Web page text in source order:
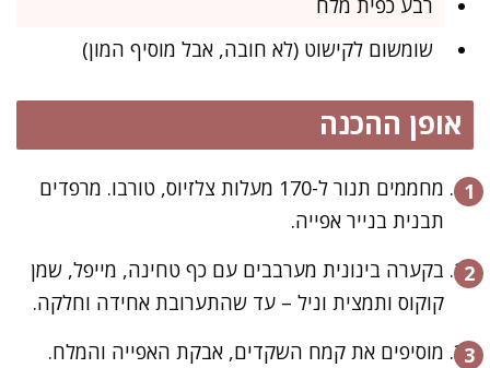
רבע כפית מלח
שומשום לקישוט (לא חובה, אבל מוסיף המון)
אופן ההכנה
מחממים תנור ל-170 מעלות צלזיוס, טורבו. מרפדים
תבנית בנייר אפייה.
בקערה בינונית מערבבים עם כף טחינה, מייפל, שמן
קוקוס ותמצית וניל – עד שהתערובת אחידה וחלקה.
מוסיפים את קמח השקדים, אבקת האפייה והמלח.